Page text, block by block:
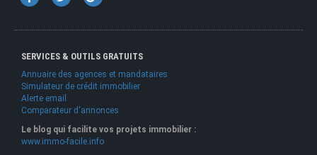
SERVICES & OUTILS GRATUITS
Annuaire des agences et mandataires
Simulateur de crédit immobilier
Alerte email
Comparateur d'annonces
Le blog qui facilite vos projets immobilier :
www.immo-facile.info